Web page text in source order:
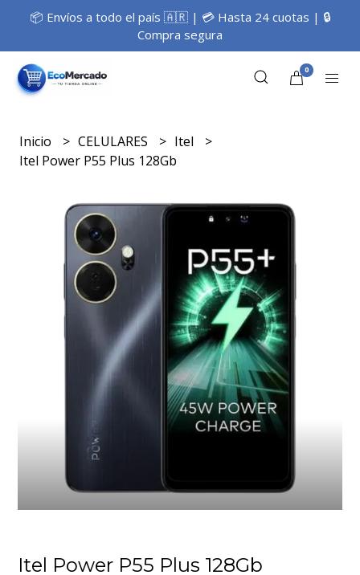
📦 Envíos a todo el país 🇦🇷 | 💳 Hasta 24 cuotas | 🔒
Compra segura
0
Inicio CELULARES
Itel
Itel Power P55 Plus 128Gb
Itel Power P55 Plus 128Gb